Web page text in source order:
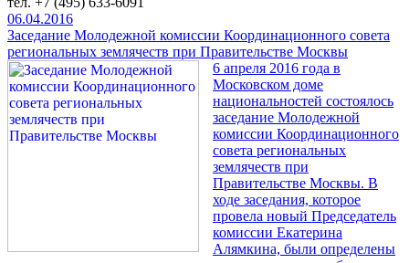
06.04.2016
Заседание Молодежной комиссии Координационного совета
региональных землячеств при Правительстве Москвы
6 апреля 2016 года в
Московском доме
национальностей состоялось
заседание Молодежной
комиссии Координационного
совета региональных
землячеств при
Правительстве Москвы. В
ходе заседания, которое
провела новый Председатель
комиссии Екатерина
Алямкина, были определены